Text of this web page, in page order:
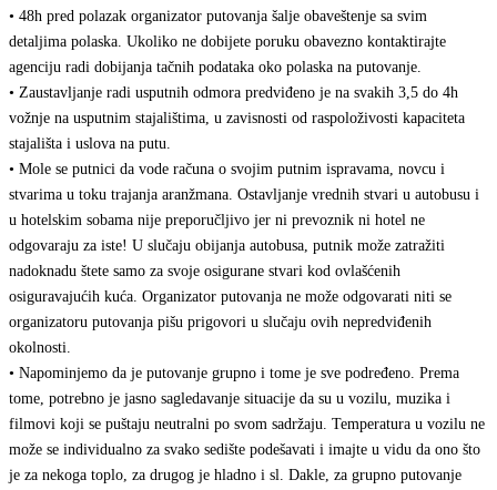
• 48h pred polazak organizator putovanja šalje obaveštenje sa svim
detaljima polaska. Ukoliko ne dobijete poruku obavezno kontaktirajte
agenciju radi dobijanja tačnih podataka oko polaska na putovanje.
• Zaustavljanje radi usputnih odmora predviđeno je na svakih 3,5 do 4h
vožnje na usputnim stajalištima, u zavisnosti od raspoloživosti kapaciteta
stajališta i uslova na putu.
• Mole se putnici da vode računa o svojim putnim ispravama, novcu i
stvarima u toku trajanja aranžmana. Ostavljanje vrednih stvari u autobusu i
u hotelskim sobama nije preporučljivo jer ni prevoznik ni hotel ne
odgovaraju za iste! U slučaju obijanja autobusa, putnik može zatražiti
nadoknadu štete samo za svoje osigurane stvari kod ovlašćenih
osiguravajućih kuća. Organizator putovanja ne može odgovarati niti se
organizatoru putovanja pišu prigovori u slučaju ovih nepredviđenih
okolnosti.
• Napominjemo da je putovanje grupno i tome je sve podređeno. Prema
tome, potrebno je jasno sagledavanje situacije da su u vozilu, muzika i
filmovi koji se puštaju neutralni po svom sadržaju. Temperatura u vozilu ne
može se individualno za svako sedište podešavati i imajte u vidu da ono što
je za nekoga toplo, za drugog je hladno i sl. Dakle, za grupno putovanje